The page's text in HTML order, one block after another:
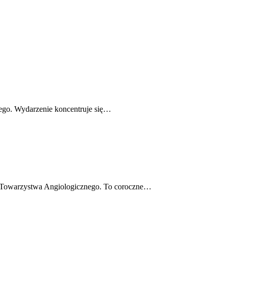
Wydarzenie koncentruje się…
Angiologicznego. To coroczne…